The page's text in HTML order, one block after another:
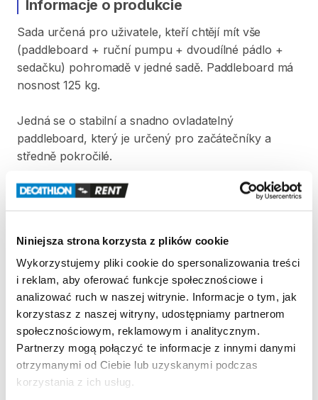
Niniejsza strona korzysta z plików cookie
Wykorzystujemy pliki cookie do spersonalizowania treści
i reklam, aby oferować funkcje społecznościowe i
analizować ruch w naszej witrynie. Informacje o tym, jak
korzystasz z naszej witryny, udostępniamy partnerom
społecznościowym, reklamowym i analitycznym.
Partnerzy mogą połączyć te informacje z innymi danymi
otrzymanymi od Ciebie lub uzyskanymi podczas
korzystania z ich usług.
Informacje o produkcie
Sada určená pro uživatele​,​ kteří chtějí mít vše
(paddleboard + ruční pumpu + dvoudílné pádlo +
sedačku) pohromadě v jedné sadě. Paddleboard má
nosnost 125 kg.
Jedná se o stabilní a snadno ovladatelný
paddleboard​,​ který je určený pro začátečníky a
středně pokročilé.
Plavba se psem na paddleboardu povolena.
Zasady wypożyczenia
REGULAMIN
Regulamin wypożyczalni